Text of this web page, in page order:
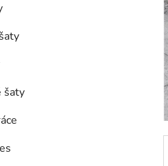
šaty